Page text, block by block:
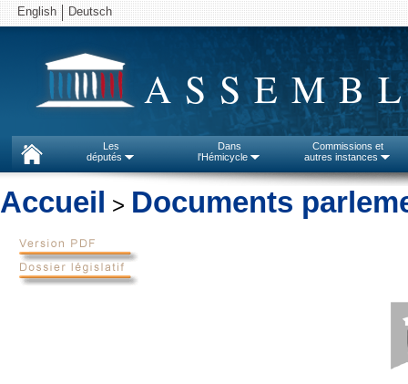
English Deutsch
Les
députés
Dans
l'Hémicycle
Commissions et
autres instances
Accueil > Documents